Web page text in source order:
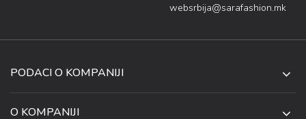
websrbija@sarafashion.mk
PODACI O KOMPANIJI
O KOMPANIJI